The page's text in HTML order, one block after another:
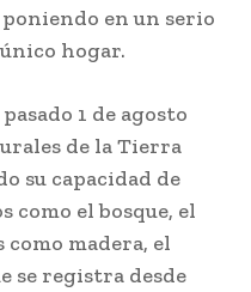
en un serio
hogar.
1 de agosto
de la Tierra
su capacidad de
como el bosque, el
como madera, el
se registra desde